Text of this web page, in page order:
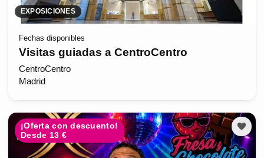
EXPOSICIONES
Fechas disponibles
Visitas guiadas a CentroCentro
CentroCentro
Madrid
¡Oferta con descuento!
Desde 13 €